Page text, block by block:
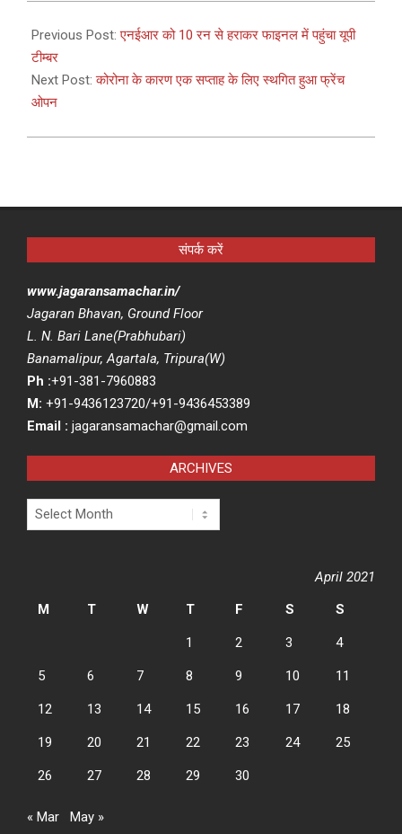
04-
09
Previous Post:एनईआर को 10 रन से हराकर फाइनल में पहुंचा यूपी
टीम्बर
Next Post:कोरोना के कारण एक सप्ताह के लिए स्थगित हुआ फ्रेंच
ओपन
संपर्क करें
www.jagaransamachar.in/
Jagaran Bhavan, Ground Floor
L. N. Bari Lane(Prabhubari)
Banamalipur, Agartala, Tripura(W)
Ph :+91-381-7960883
M: +91-9436123720/+91-9436453389
Email : jagaransamachar@gmail.com
ARCHIVES
Archives
April 2021
M
T W T F S S
1 2 3 4
5 6 7 8 9 10 11
12 13 14 15 16 17 18
19 20 21 22 23 24 25
26 27 28 29 30
« Mar May »